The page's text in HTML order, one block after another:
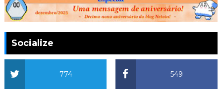
Socialize
549
774